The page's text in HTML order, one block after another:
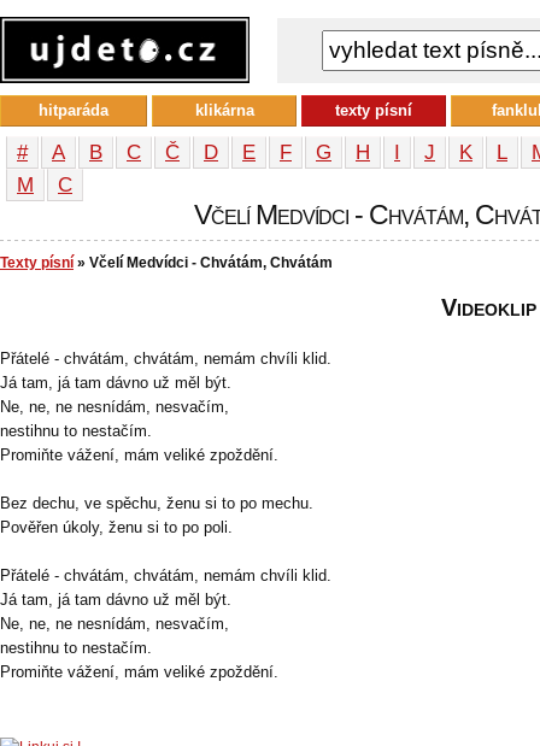
# A B C Č D E F G H I J K L
М
С
Včelí Medvídci - Chvátám,
Texty písní » Včelí Medvídci - Chvátám, Chvátám
Přátelé - chvátám, chvátám, nemám chvíli klid.
Já tam, já tam dávno už měl být.
Ne, ne, ne nesnídám, nesvačím,
nestihnu to nestačím.
Promiňte vážení, mám veliké zpoždění.
Bez dechu, ve spěchu, ženu si to po mechu.
Pověřen úkoly, ženu si to po poli.
Přátelé - chvátám, chvátám, nemám chvíli klid.
Já tam, já tam dávno už měl být.
Ne, ne, ne nesnídám, nesvačím,
nestihnu to nestačím.
Promiňte vážení, mám veliké zpoždění.
Videoklip
hitparáda klikárna texty písní